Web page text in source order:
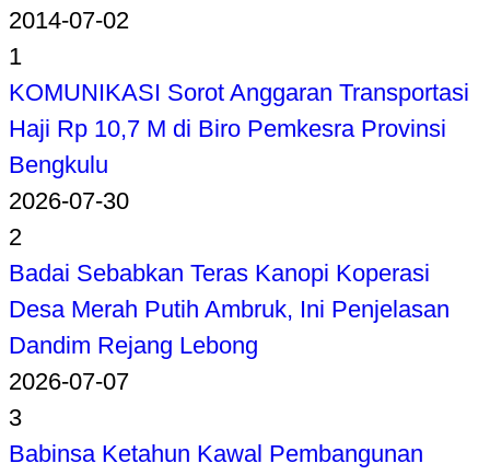
2014-07-02
1
KOMUNIKASI Sorot Anggaran Transportasi
Haji Rp 10,7 M di Biro Pemkesra Provinsi
Bengkulu
2026-07-30
2
Badai Sebabkan Teras Kanopi Koperasi
Desa Merah Putih Ambruk, Ini Penjelasan
Dandim Rejang Lebong
2026-07-07
3
Babinsa Ketahun Kawal Pembangunan